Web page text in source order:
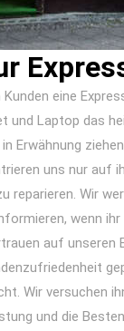
eine
und Laptop das
Erwähnung
uns nur auf
reparieren. Wir
wenn
auf unseren
Wir versuchen
und die